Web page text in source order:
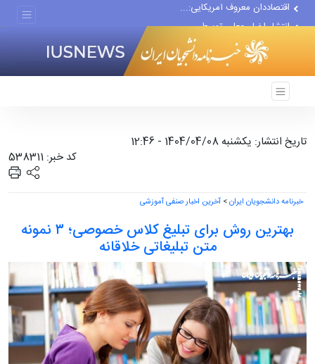
انتشار اخبار جعلی توسط...
تاریخ انتشار: یکشنبه 1404/04/08 - 12:46
کد خبر: 538311
خبرنامه دانشجویان ایران> آخرین اخبار صنفی آموزشی
بهترین روش برای تبلیغ کلاس خصوصی؛ ۳ نمونه
متن تبلیغاتی خلاقانه